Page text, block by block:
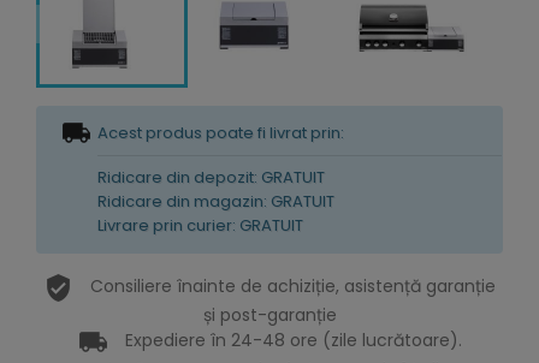
Acest produs poate fi livrat prin:
Ridicare din depozit: GRATUIT
Ridicare din magazin: GRATUIT
Livrare prin curier: GRATUIT
Consiliere înainte de achiziție, asistență garanție
și post-garanție
Expediere în 24-48 ore (zile lucrătoare).